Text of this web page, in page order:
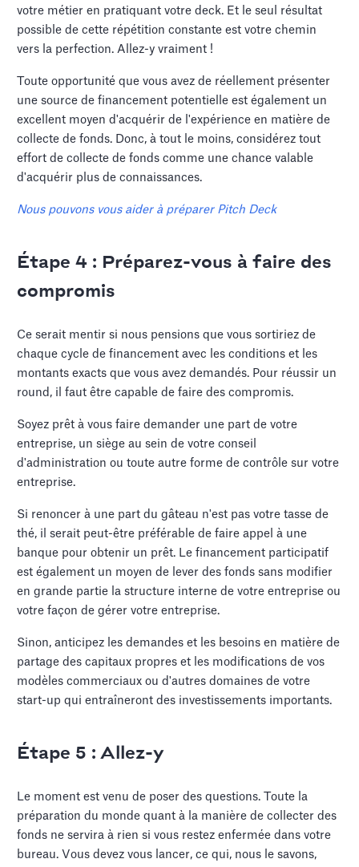
votre métier en pratiquant votre deck. Et le seul résultat
possible de cette répétition constante est votre chemin
vers la perfection. Allez-y vraiment !
Toute opportunité que vous avez de réellement présenter
une source de financement potentielle est également un
excellent moyen d'acquérir de l'expérience en matière de
collecte de fonds. Donc, à tout le moins, considérez tout
effort de collecte de fonds comme une chance valable
d'acquérir plus de connaissances.
Nous pouvons vous aider à préparer Pitch Deck
Étape 4 : Préparez-vous à faire des
compromis
Ce serait mentir si nous pensions que vous sortiriez de
chaque cycle de financement avec les conditions et les
montants exacts que vous avez demandés. Pour réussir un
round, il faut être capable de faire des compromis.
Soyez prêt à vous faire demander une part de votre
entreprise, un siège au sein de votre conseil
d'administration ou toute autre forme de contrôle sur votre
entreprise.
Si renoncer à une part du gâteau n'est pas votre tasse de
thé, il serait peut-être préférable de faire appel à une
banque pour obtenir un prêt. Le financement participatif
est également un moyen de lever des fonds sans modifier
en grande partie la structure interne de votre entreprise ou
votre façon de gérer votre entreprise.
Sinon, anticipez les demandes et les besoins en matière de
partage des capitaux propres et les modifications de vos
modèles commerciaux ou d'autres domaines de votre
start-up qui entraîneront des investissements importants.
Étape 5 : Allez-y
Le moment est venu de poser des questions. Toute la
préparation du monde quant à la manière de collecter des
fonds ne servira à rien si vous restez enfermée dans votre
bureau. Vous devez vous lancer, ce qui, nous le savons,